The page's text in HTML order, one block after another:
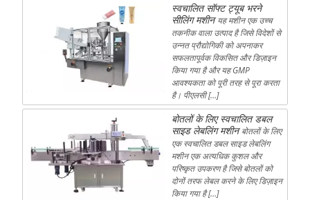
स्वचालित सॉफ्ट ट्यूब भरने
सीलिंग मशीन यह मशीन एक उच्च
तकनीक वाला उत्पाद है जिसे विदेशों से
उन्नत प्रौद्योगिकी को अपनाकर
सफलतापूर्वक विकसित और डिज़ाइन
किया गया है और यह GMP
आवश्यकता को पूरी तरह से पूरा करता
है। पीएलसी […]
बोतलों के लिए स्वचालित डबल
साइड लेबलिंग मशीन बोतलों के लिए
एक स्वचालित डबल साइड लेबलिंग
मशीन एक अत्यधिक कुशल और
परिष्कृत उपकरण है जिसे बोतलों को
दोनों तरफ लेबल करने के लिए डिज़ाइन
किया गया है […]